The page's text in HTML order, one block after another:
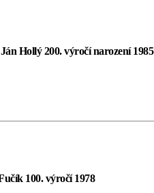
Hollý 200. výročí narození 1985
100. výročí 1978